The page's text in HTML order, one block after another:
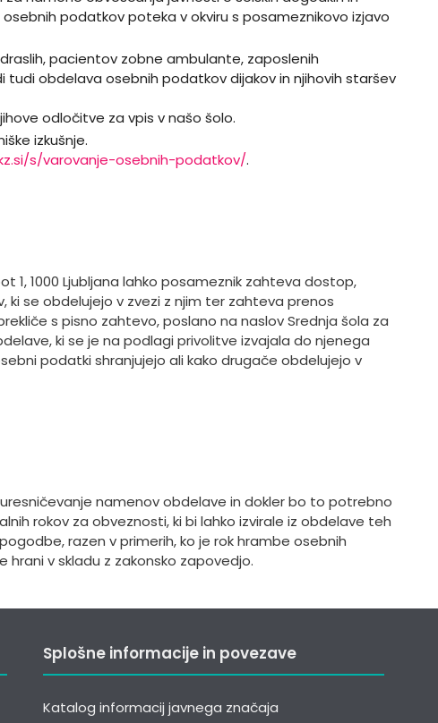
podatkov poteka v okviru s posameznikovo izjavo
pacientov zobne ambulante, zaposlenih
tudi obdelava osebnih podatkov dijakov in njihovih staršev
odločitve za vpis v našo šolo.
izkušnje.
s/varovanje-osebnih-podatkov/.
1, 1000 Ljubljana lahko posameznik zahteva dostop,
se obdelujejo v zvezi z njim ter zahteva prenos
s pisno zahtevo, poslano na naslov Srednja šola za
ki se je na podlagi privolitve izvajala do njenega
podatki shranjujejo ali kako drugače obdelujejo v
namenov obdelave in dokler bo to potrebno
rokov za obveznosti, ki bi lahko izvirale iz obdelave teh
razen v primerih, ko je rok hrambe osebnih
v skladu z zakonsko zapovedjo.
Splošne informacije in povezave
Katalog informacij javnega značaja